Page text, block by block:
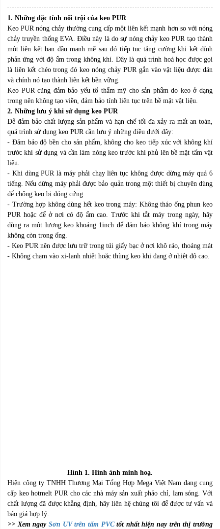
1. Những đặc tính nổi trội của keo PUR
Keo PUR nóng chảy thường cung cấp một liên kết mạnh hơn so với nóng
chảy truyền thống EVA. Điều này là do sự nóng chảy keo PUR tạo thành
một liên kết ban đầu mạnh mẽ sau đó tiếp tục tăng cường khi kết dính
phản ứng với độ ẩm trong không khí. Đây là quá trình hoá học được gọi
là liên kết chéo trong đó keo nóng chảy PUR gắn vào vật liệu được dán
và chính nó tạo thành liên kết bền vững.
Keo PUR cũng đảm bảo yếu tố thẩm mỹ cho sản phẩm do keo ở dạng
trong nên không tạo viền, đảm bảo tính liên tục trên bề mặt vật liệu.
2. Những lưu ý khi sử dụng keo PUR
Để đảm bảo chất lượng sản phẩm và hạn chế tối đa xảy ra mất an toàn,
quá trình sử dụng keo PUR cần lưu ý những điều dưới đây:
- Đảm bảo độ bền cho sản phẩm, không cho keo tiếp xúc với không khí
trước khi sử dụng và cần làm nóng keo trước khi phủ lên bề mặt tấm vật
liệu.
- Khi dùng PUR là máy phải chạy liên tục không được dừng máy quá 6
tiếng. Nếu dừng máy phải được bảo quản trong một thiết bị chuyên dùng
để chống keo bị đóng cứng.
- Trường hợp không dùng hết keo trong máy: Không tháo ống phun keo
PUR hoặc để ở nơi có độ ẩm cao. Trước khi tắt máy trong ngày, hãy
dùng ra một lượng keo khoảng 1inch để đảm bảo không khí trong máy
không còn trong ống.
- Keo PUR nên được lưu trữ trong túi giấy bạc ở nơi khô ráo, thoáng mát
- Không chạm vào xi-lanh nhiệt hoặc thùng keo khi đang ở nhiệt độ cao.
Hình 1. Hình ảnh minh hoạ.
Hiện công ty TNHH Thương Mại Tổng Hợp Mega Việt Nam đang cung
cấp keo hotmelt PUR cho các nhà máy sản xuất phảo chỉ, lam sóng. Với
chất lượng đã được khẳng định, hãy liên hệ chúng tôi để được tư vấn và
báo giá hợp lý.
>> Xem ngaySơn UV trên tấm PVCtốt nhất hiện nay trên thị trường